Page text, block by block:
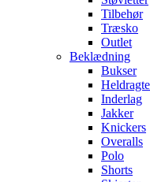
Tilbehør
Træsko
Outlet
Beklædning
Bukser
Inderlag
Jakker
Knickers
Overalls
Polo
Shorts